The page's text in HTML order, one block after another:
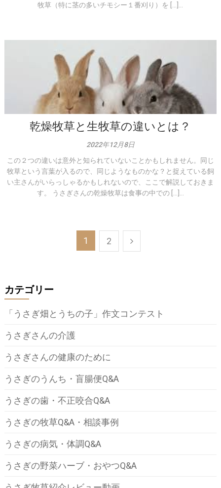
牧草（特に茎の多いチモシー１番刈り）を […]...
乾燥牧草と生牧草の違いとは？
2022年12月8日
この２つの違いは意外と知られていないことかもしれません。同じ
牧草という言葉が入るので、同じようなものかな？と捉えている飼
い主さんがいらっしゃるかもしれないので、ここで解説しておきま
す。 うさぎさんの乾燥牧草は食事の中での […]...
ペ
ー
ジ
り
1 2
カテゴリー
「うさぎ畑とうちの子」作文コンテスト
うさぎさんの介護
うさぎさんの健康のために
うさぎのうんち・盲腸便Q&A
うさぎの歯・不正咬合Q&A
うさぎの牧草Q&A・相談事例
うさぎの病気・体調Q&A
うさぎの野菜ハーブ・おやつQ&A